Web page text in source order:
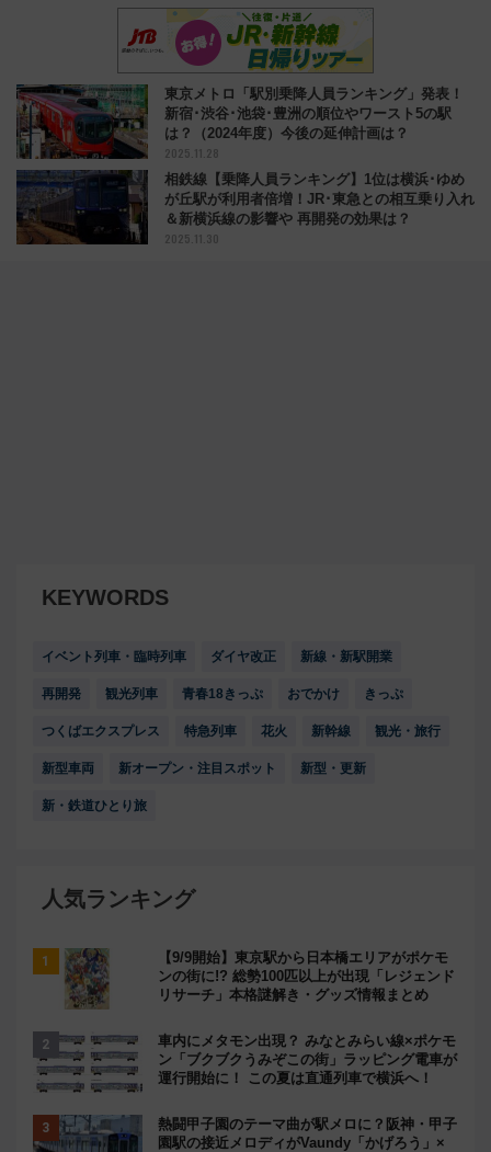
東京メトロ「駅別乗降人員ランキング」発表！
新宿･渋谷･池袋･豊洲の順位やワースト5の駅
は？（2024年度）今後の延伸計画は？
2025.11.28
相鉄線【乗降人員ランキング】1位は横浜･ゆめ
が丘駅が利用者倍増！JR･東急との相互乗り入れ
＆新横浜線の影響や 再開発の効果は？
2025.11.30
KEYWORDS
イベント列車・臨時列車 ダイヤ改正 新線・新駅開業
再開発 観光列車 青春18きっぷ おでかけ きっぷ
つくばエクスプレス 特急列車 花火 新幹線 観光・旅行
新型車両 新オープン・注目スポット 新型・更新
新・鉄道ひとり旅
人気ランキング
【9/9開始】東京駅から日本橋エリアがポケモ
ンの街に!? 総勢100匹以上が出現「レジェンド
リサーチ」本格謎解き・グッズ情報まとめ
車内にメタモン出現？ みなとみらい線×ポケモ
ン「ブクブクうみぞこの街」ラッピング電車が
運行開始に！ この夏は直通列車で横浜へ！
熱闘甲子園のテーマ曲が駅メロに？阪神・甲子
園駅の接近メロディがVaundy「かげろう」×